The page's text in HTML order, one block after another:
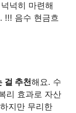
넉히 마련해
!!! 음수 현금흐
걸 추천해요. 수
리 효과로 자산
지만 무리한